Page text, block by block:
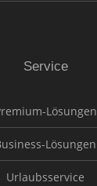
Service
Lösungen
Lösungen
Urlaubsservice